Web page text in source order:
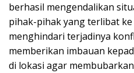
berhasil mengendalikan
pihak-pihak yang terlibat
menghindari terjadinya
memberikan imbauan
di lokasi agar